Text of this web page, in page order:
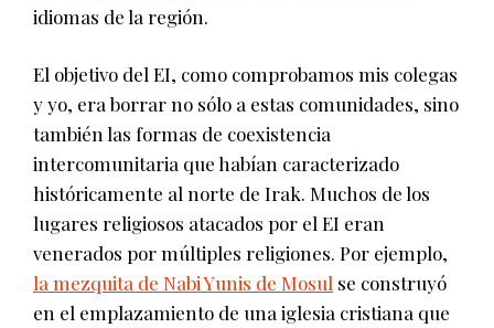
idiomas de la región.
El objetivo del EI, como comprobamos mis colegas
y yo, era borrar no sólo a estas comunidades, sino
también las formas de coexistencia
intercomunitaria que habían caracterizado
históricamente al norte de Irak. Muchos de los
lugares religiosos atacados por el EI eran
venerados por múltiples religiones. Por ejemplo,
la mezquita de Nabi Yunis de Mosul se construyó
en el emplazamiento de una iglesia cristiana que